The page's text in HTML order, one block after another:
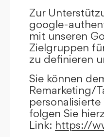
Zur
google-
mit unseren
Zielgruppen
zu definieren
Sie können
Remarketing/
folgen Sie
Link: https://